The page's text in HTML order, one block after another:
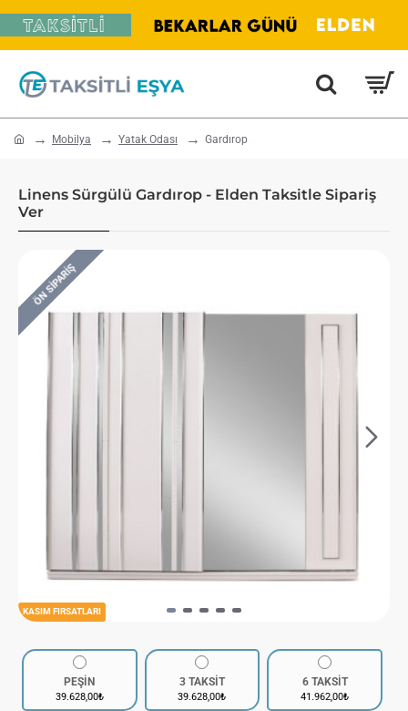
home Mobilya Yatak Odası Gardırop
Linens Sürgülü Gardırop - Elden Taksitle Sipariş
Ver
KASIM FIRSATLARI
ÖN SIPARIŞ
PEŞİN
39.628,00₺
3 TAKSİT
39.628,00₺
6 TAKSİT
41.962,00₺